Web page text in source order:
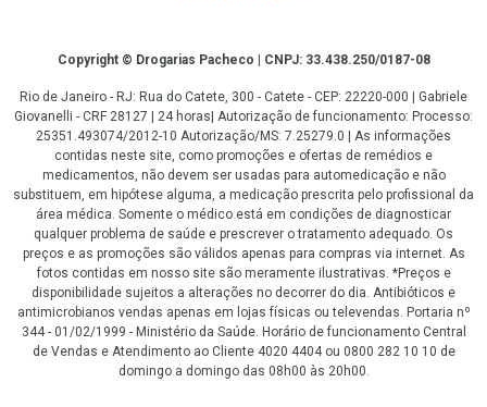
CopyrightCopyright © Drogarias Pacheco | CNPJ: 33.438.250/0187-08
Rio de Janeiro - RJ: Rua do Catete, 300 - Catete - CEP: 22220-000 | Gabriele
Giovanelli - CRF 28127 | 24 horas| Autorização de funcionamento: Processo:
25351.493074/2012-10 Autorização/MS: 7.25279.0 | As informações
contidas neste site, como promoções e ofertas de remédios e
medicamentos, não devem ser usadas para automedicação e não
substituem, em hipótese alguma, a medicação prescrita pelo profissional da
área médica. Somente o médico está em condições de diagnosticar
qualquer problema de saúde e prescrever o tratamento adequado. Os
preços e as promoções são válidos apenas para compras via internet. As
fotos contidas em nosso site são meramente ilustrativas. *Preços e
disponibilidade sujeitos a alterações no decorrer do dia. Antibióticos e
antimicrobianos vendas apenas em lojas físicas ou televendas. Portaria nº
344 - 01/02/1999 - Ministério da Saúde. Horário de funcionamento Central
de Vendas e Atendimento ao Cliente 4020 4404 ou 0800 282 10 10 de
domingo a domingo das 08h00 às 20h00.